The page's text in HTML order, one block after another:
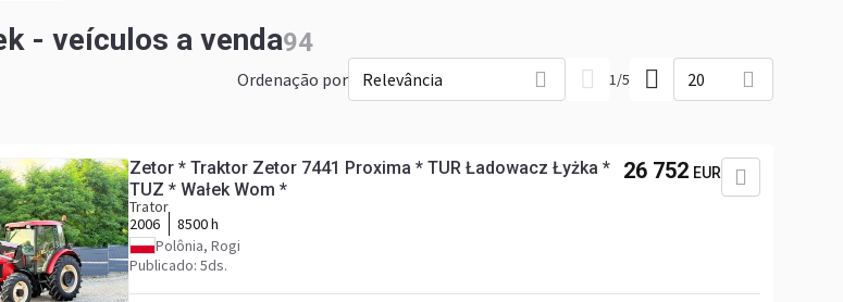
- veículos a venda94
Ordenação por Relevância 1/5 20
Zetor * Traktor Zetor 7441 Proxima * TUR Ładowacz Łyżka *
TUZ * Wałek Wom *
Trator
2006
8500 h
Polônia, Rogi
Publicado: 5ds.
26 752 EUR